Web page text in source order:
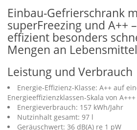
Einbau-Gefrierschrank
superFreezing und A++
effizient besonders
Mengen an
Leistung und Verbrauch
Energie-Effizienz-Klasse: A++ auf
Energieeffizienzklassen-Skala von
Energieverbrauch: 157 kWh/Jahr
Nutzinhalt gesamt: 97 l
Geräuschwert: 36 dB(A) re 1 pW